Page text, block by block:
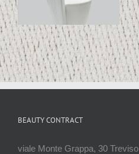
BEAUTY CONTRACT
viale Monte Grappa, 30 Treviso